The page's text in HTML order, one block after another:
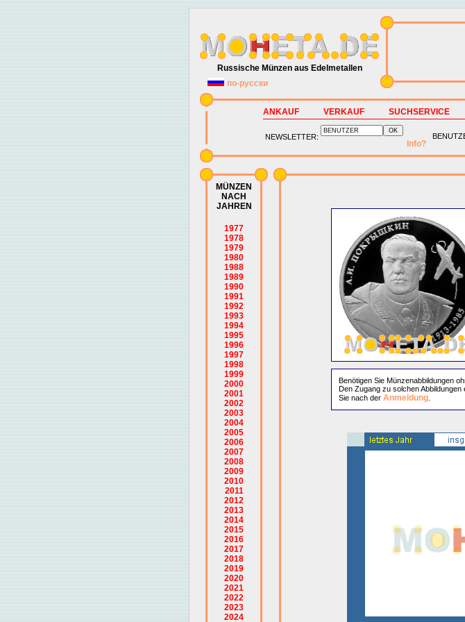
Russische Münzen aus Edelmetallen
по-русски
ANKAUF VERKAUF SUCHSERVICE
NEWSLETTER:
Info?
MÜNZEN
NACH
JAHREN
1977
1978
1979
1980
1988
1989
1990
1991
1992
1993
1994
1995
1996
1997
1998
1999
2000
2001
2002
2003
2004
2005
2006
2007
2008
2009
2010
2011
2012
2013
2014
2015
2016
2017
2018
2019
2020
2021
2022
2023
2024
Benötigen Sie Münzenabbildungen
Den Zugang zu solchen Abbildungen
Sie nach der Anmeldung.